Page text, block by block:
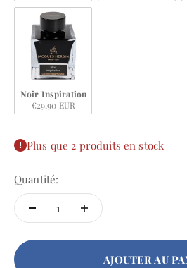
Noir Inspiration
€29,90 EUR
Plus que 2 produits en stock
Quantité:
AJOUTER AU